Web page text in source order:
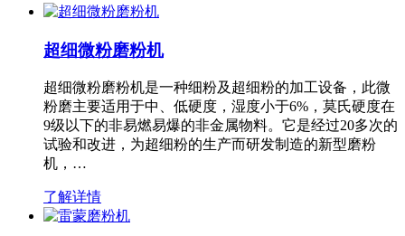
超细微粉磨粉机
超细微粉磨粉机是一种细粉及超细粉的加工设备，此微
粉磨主要适用于中、低硬度，湿度小于6%，莫氏硬度在
9级以下的非易燃易爆的非金属物料。它是经过20多次的
试验和改进，为超细粉的生产而研发制造的新型磨粉
机，…
了解详情